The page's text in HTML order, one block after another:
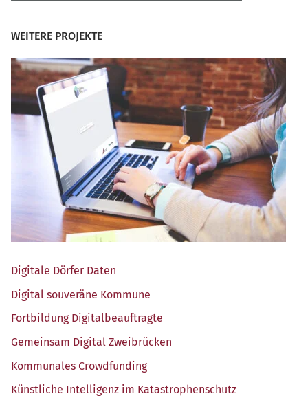
WEITERE PROJEKTE
Digi­ta­le Dör­fer Daten
Digi­tal sou­ve­rä­ne Kommune
Fort­bil­dung Digitalbeauftragte
Gemein­sam Digi­tal Zweibrücken
Kom­mu­na­les Crowdfunding
Künst­li­che Intel­li­genz im Katastrophenschutz